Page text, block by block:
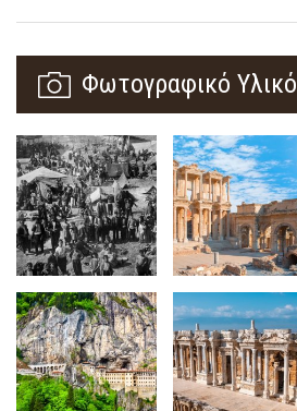
Φωτογραφικό Υλικό